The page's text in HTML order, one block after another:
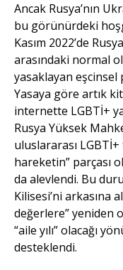
Ancak Rusya’nın
bu görünürdeki
Kasım 2022’de
arasındaki normal
yasaklayan eşcinsel
Yasaya göre artık
internette LGBTİ+
Rusya Yüksek
uluslararası LGBTİ+
hareketin” parçası
da alevlendi. Bu
Kilisesi’ni arkasına
değerlere” yeniden
“aile yılı” olacağı
desteklendi.